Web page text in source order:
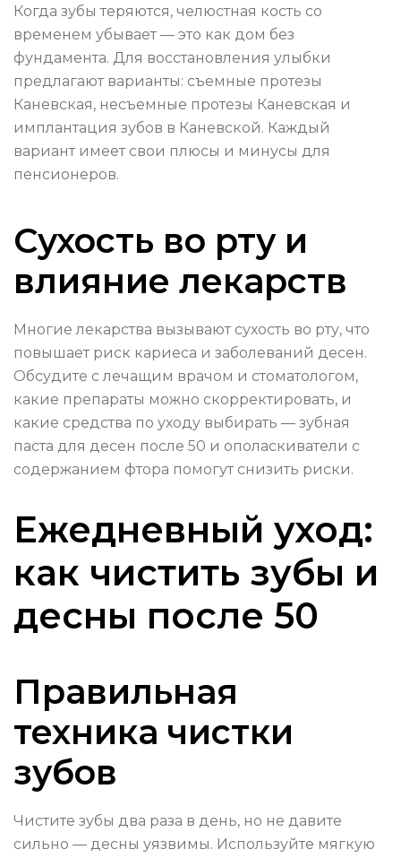
Когда зубы теряются, челюстная кость со
временем убывает — это как дом без
фундамента. Для восстановления улыбки
предлагают варианты: съемные протезы
Каневская, несъемные протезы Каневская и
имплантация зубов в Каневской. Каждый
вариант имеет свои плюсы и минусы для
пенсионеров.
Сухость во рту и
влияние лекарств
Многие лекарства вызывают сухость во рту, что
повышает риск кариеса и заболеваний десен.
Обсудите с лечащим врачом и стоматологом,
какие препараты можно скорректировать, и
какие средства по уходу выбирать — зубная
паста для десен после 50 и ополаскиватели с
содержанием фтора помогут снизить риски.
Ежедневный уход:
как чистить зубы и
десны после 50
Правильная
техника чистки
зубов
Чистите зубы два раза в день, но не давите
сильно — десны уязвимы. Используйте мягкую